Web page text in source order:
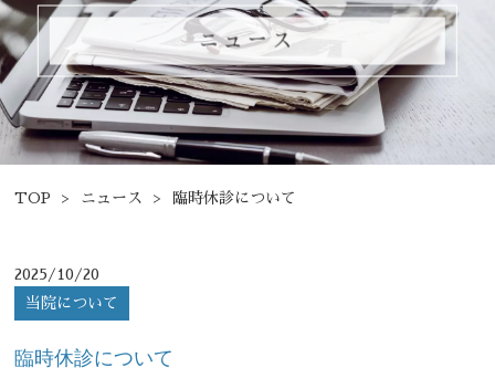
院長挨拶
医院の特徴
診療案内
医療機器掲載
精密修復・セレック治療
インプラント・骨増生治療
ニュース
TOP ニュース 臨時休診について
2025/10/20
当院について
臨時休診について